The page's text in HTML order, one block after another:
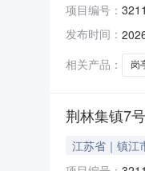
项目编号：
发布时间：
相关产品：
岗
荆林集镇7
江苏省｜镇江